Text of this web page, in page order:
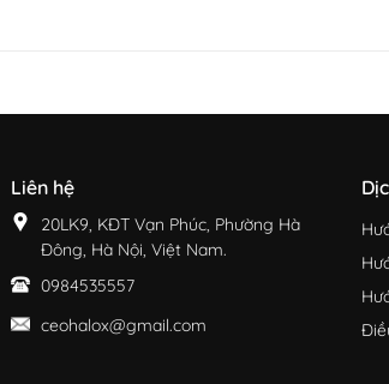
Liên hệ
20LK9, KĐT Vạn Phúc, Phường Hà
Đông, Hà Nội, Việt Nam.
0984535557
ceohalox@gmail.com